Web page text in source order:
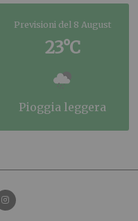
Previsioni del 8 August
23°C
pioggia leggera